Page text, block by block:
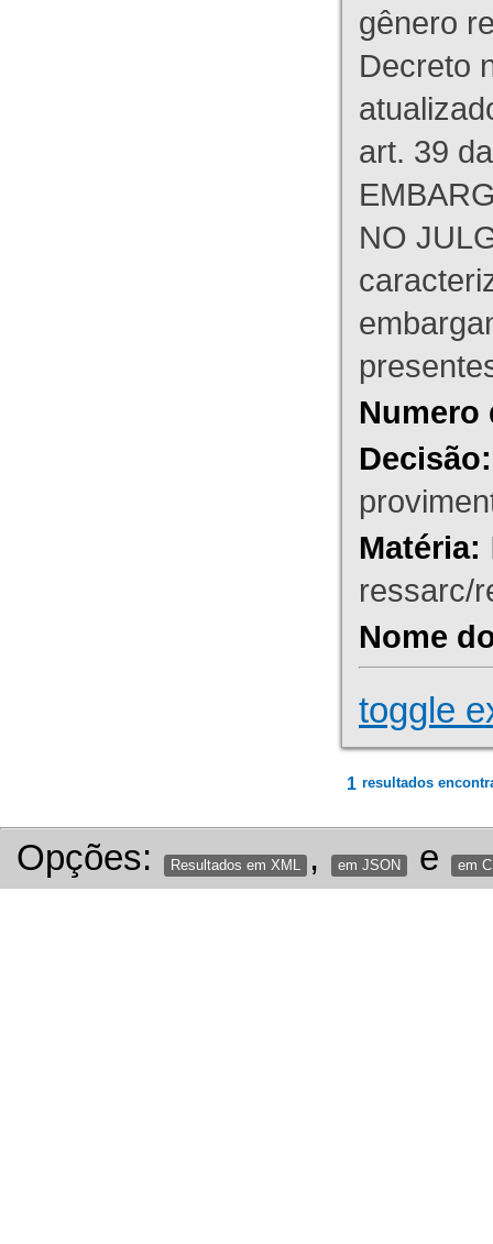
gênero
Decreto
art. 39
NO
Numero
Decisão:
Matéria:
ressarc/
Nome
toggle
1 resultados
Opções: Resultados em XML , em JSON e em